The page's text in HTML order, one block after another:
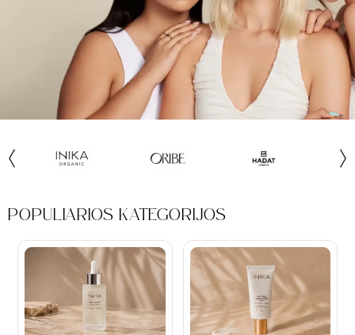
POPULIARIOS KATEGORIJOS